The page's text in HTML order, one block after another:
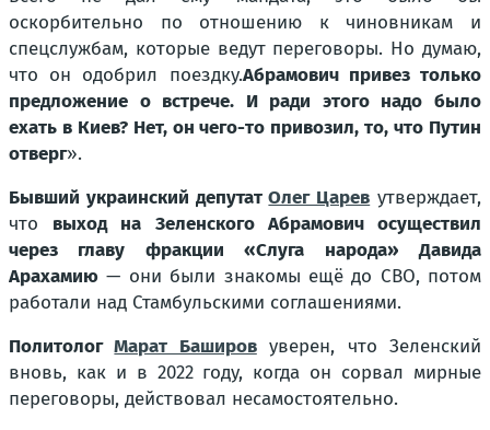
оскорбительно по отношению к чиновникам и
спецслужбам, которые ведут переговоры. Но думаю,
что он одобрил поездку.Абрамович привез только
предложение о встрече. И ради этого надо было
ехать в Киев? Нет, он чего-то привозил, то, что Путин
отверг».
Бывший украинский депутатОлег Царев утверждает,
что выход на Зеленского Абрамович осуществил
через главу фракции «Слуга народа» Давида
Арахамию — они были знакомы ещё до СВО, потом
работали над Стамбульскими соглашениями.
ПолитологМарат Башировуверен, что Зеленский
вновь, как и в 2022 году, когда он сорвал мирные
переговоры, действовал несамостоятельно.